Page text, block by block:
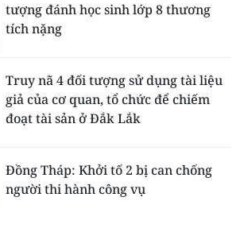
tượng đánh học sinh lớp 8 thương
tích nặng
Truy nã 4 đối tượng sử dụng tài liệu
giả của cơ quan, tổ chức để chiếm
đoạt tài sản ở Đắk Lắk
Đồng Tháp: Khởi tố 2 bị can chống
người thi hành công vụ